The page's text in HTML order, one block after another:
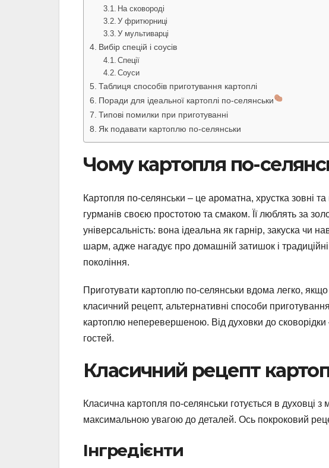
На сковороді
У фритюрниці
У мультиварці
Вибір спецій і соусів
Спеції
Соуси
Таблиця способів приготування картоплі
Поради для ідеальної картоплі по-селянськи
Типові помилки при приготуванні
Як подавати картоплю по-селянськи
Чому картопля по-
Картопля по-селянськи – це ароматна, хрустка зовні
гурманів своєю простотою та смаком. Її люблять за
універсальність: вона ідеальна як гарнір, закуска чи
шарм, адже нагадує про домашній затишок і
покоління.
Приготувати картоплю по-селянськи вдома легко, якщо
класичний рецепт, альтернативні способи
картоплю неперевершеною. Від духовки до сковорідки
гостей.
Класичний рецепт
Класична картопля по-селянськи готується в духовці з
максимальною увагою до деталей. Ось покроковий
Інгредієнти